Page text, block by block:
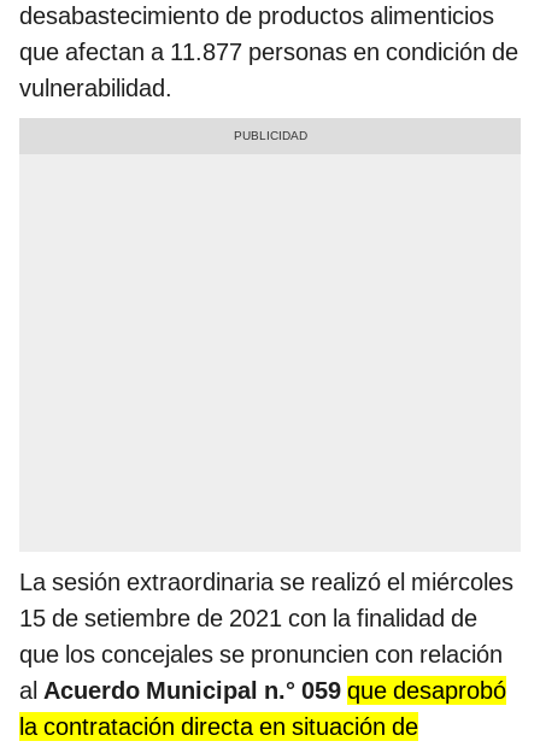
desabastecimiento de productos alimenticios
que afectan a 11.877 personas en condición de
vulnerabilidad.
La sesión extraordinaria se realizó el miércoles
15 de setiembre de 2021 con la finalidad de
que los concejales se pronuncien con relación
al Acuerdo Municipal n.° 059 que desaprobó
la contratación directa en situación de